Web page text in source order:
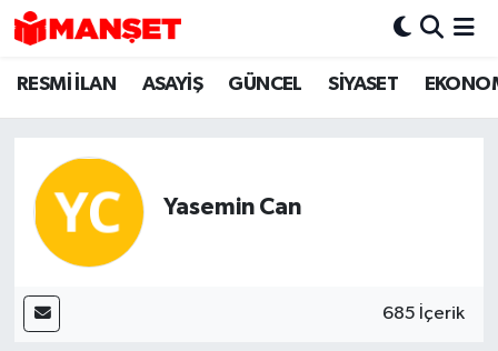
RESMİ İLAN ASAYİŞ GÜNCEL SİYASET
Yasemin Can
685 İçerik
Hava Durumu
Süper Lig Puan Durumu ve Fikstür
Tüm Manşetler